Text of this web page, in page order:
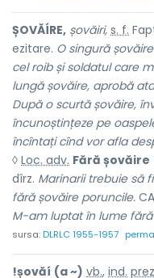
ȘOVĂÍRE, șovăiri, s. f.
ezitare. O singură
cel roib și soldatul care
lungă șovăire, aprobă
După o scurtă șovăire,
încunoștințeze pe
încîntați cînd vor afla
◊ Loc. adv. Fără șovăire
dîrz. Marinarii trebuie să
fără șovăire poruncile.
M-am luptat în lume fără
sursa:DLRLC 1955-1957
!șovăí (a ~) vb., ind.